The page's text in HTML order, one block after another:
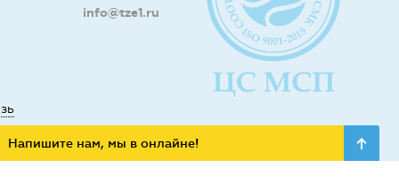
info@tze1.ru
Напишите нам, мы в онлайне!